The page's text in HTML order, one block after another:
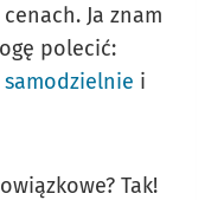
Ja znam
polecić:
i
Tak!